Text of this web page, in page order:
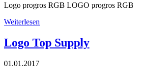
Logo progros RGB LOGO progros RGB
Weiterlesen
Logo Top Supply
01.01.2017